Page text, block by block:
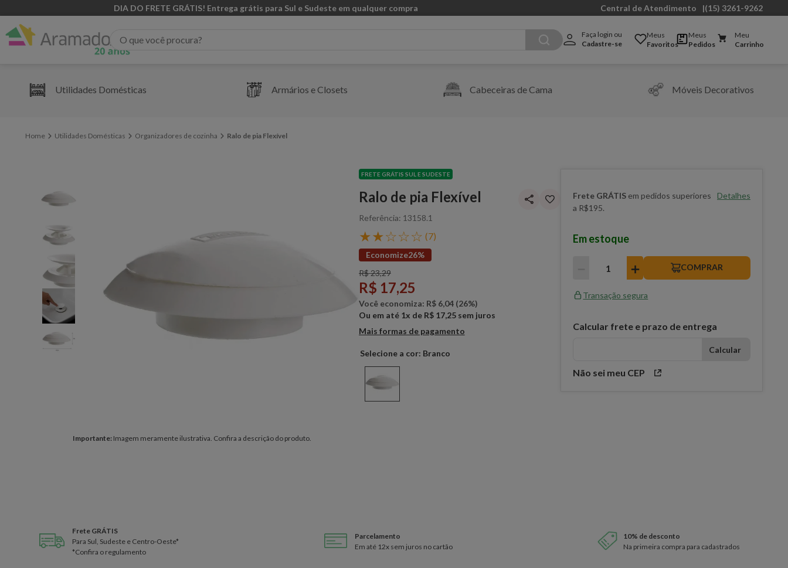
DIA DO FRETE GRÁTIS! Entrega grátis para Sul e Sudeste em qualquer compra Central de Atendimento |(15) 3261-9262
Faça login ou
Cadastre-se
Meus
Favoritos
Meus
Pedidos
Meu
Carrinho
Utilidades Domésticas Armários e Closets Cabeceiras de Cama Móveis Decorativos
Utilidades Domésticas Organizadores de cozinha Ralo de pia Flexível
Importante:Imagem meramente ilustrativa. Confira a descrição do produto.
FRETE GRÁTIS SUL E SUDESTE
Ralo de pia Flexível
Referência: 13158.1
★★☆☆☆ (7)
Economize26%
R$23,29
R$ 17,25
Você economiza: R$ 6,04(26%)
Ou em até 1x de R$ 17,25sem juros
Mais formas de pagamento
Branco
Frete GRÁTIS em pedidos superiores
a R$195.
Detalhes
Em estoque
＋ COMPRAR
Transação segura
Calcular frete e prazo de entrega
Não sei meu CEP
Frete GRÁTIS
Para Sul, Sudeste e Centro-Oeste*
*Confira o regulamento
Parcelamento
Em até 12x sem juros no cartão
10% de desconto
Na primeira compra para cadastrados